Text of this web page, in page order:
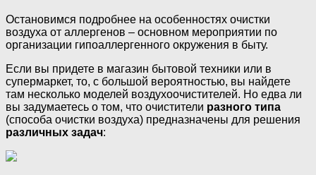
Остановимся подробнее на особенностях очистки
воздуха от аллергенов – основном мероприятии по
организации гипоаллергенного окружения в быту.
Если вы придете в магазин бытовой техники или в
супермаркет, то, с большой вероятностью, вы найдете
там несколько моделей воздухоочистителей. Но едва ли
вы задумаетесь о том, что очистители разного типа
(способа очистки воздуха) предназначены для решения
различных задач: